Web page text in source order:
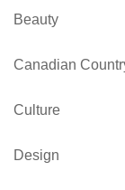
Beauty
Canadian
Culture
Design